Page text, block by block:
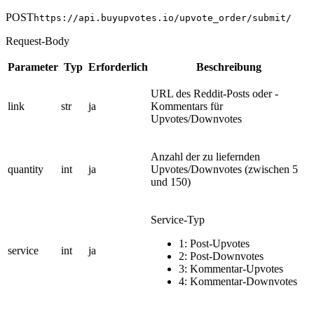
POSThttps://api.buyupvotes.io/upvote_order/submit/
Request-Body
Parameter Typ Erforderlich Beschreibung
link str ja
URL des Reddit-Posts oder -
Kommentars für
Upvotes/Downvotes
quantity int ja
Anzahl der zu liefernden
Upvotes/Downvotes (zwischen 5
und 150)
service int ja
Service-Typ
1: Post-Upvotes
2: Post-Downvotes
3: Kommentar-Upvotes
4: Kommentar-Downvotes